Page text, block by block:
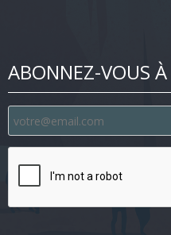
ABONNEZ-VOUS